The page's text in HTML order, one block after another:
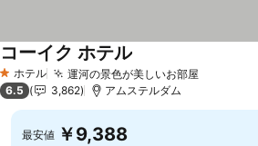
1 ホテルのランク
ホテル 運河の景色が美しいお部屋
コーイク ホテル
6.5 3,862 アムステルダム
最安値 ￥9,388